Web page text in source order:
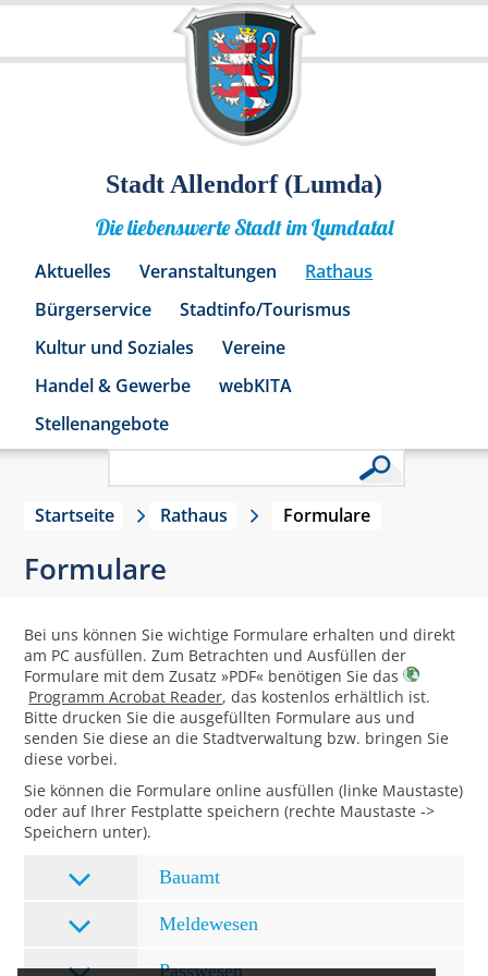
Stadt Allendorf (Lumda)
Die liebenswerte Stadt im Lumdatal
Aktuelles Veranstaltungen
Rathaus
Bürgerservice
Stadtinfo/Tourismus
Kultur und Soziales
Vereine
Handel & Gewerbe
webKITA
Stellenangebote
Startseite Rathaus Formulare
Formulare
Bei uns können Sie wichtige Formulare erhalten und direkt
am PC ausfüllen. Zum Betrachten und Ausfüllen der
Formulare mit dem Zusatz »PDF« benötigen Sie das
Programm Acrobat Reader, das kostenlos erhältlich ist.
Bitte drucken Sie die ausgefüllten Formulare aus und
senden Sie diese an die Stadtverwaltung bzw. bringen Sie
diese vorbei.
Sie können die Formulare online ausfüllen (linke Maustaste)
oder auf Ihrer Festplatte speichern (rechte Maustaste ->
Speichern unter).
Bauamt
Meldewesen
Passwesen